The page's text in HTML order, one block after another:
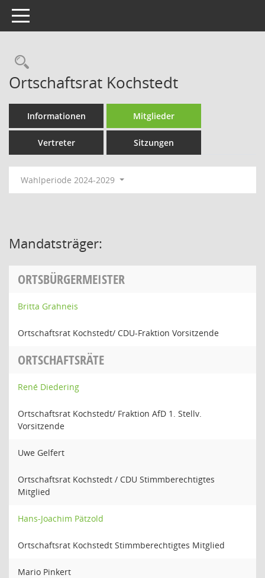
Toggle navigation
Rechercheauswahl
Ortschaftsrat Kochstedt
Informationen Mitglieder
Vertreter Sitzungen
Wahlperiode 2024-2029
Mandatsträger:
ORTSBÜRGERMEISTER
Britta Grahneis
Ortschaftsrat Kochstedt/ CDU-Fraktion Vorsitzende
ORTSCHAFTSRÄTE
René Diedering
Ortschaftsrat Kochstedt/ Fraktion AfD 1. Stellv.
Vorsitzende
Uwe Gelfert
Ortschaftsrat Kochstedt / CDU Stimmberechtigtes
Mitglied
Hans-Joachim Pätzold
Ortschaftsrat Kochstedt Stimmberechtigtes Mitglied
Mario Pinkert